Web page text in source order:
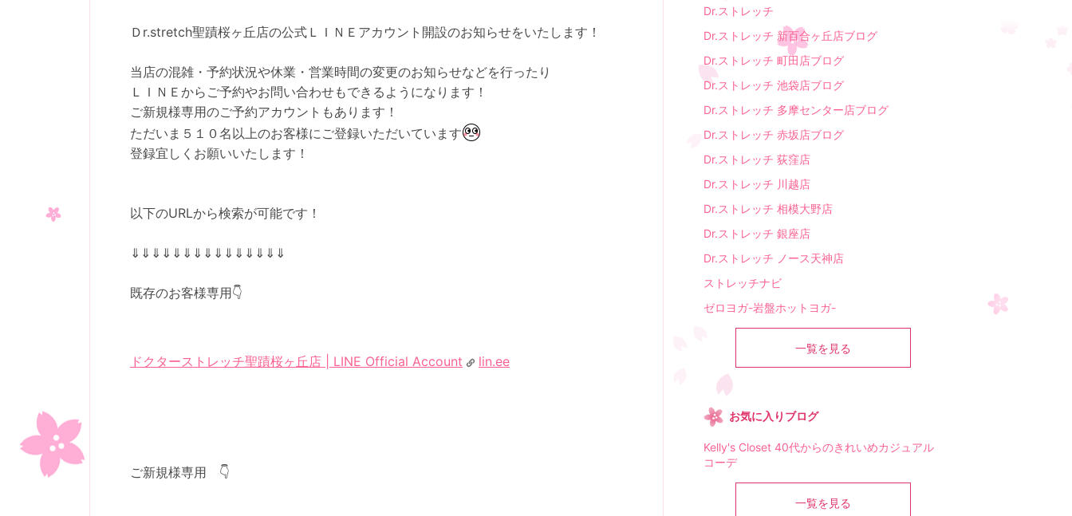
Ｄr.stretch聖蹟桜ヶ丘店の公式ＬＩＮＥアカウント開設のお知らせをいたします！
当店の混雑・予約状況や休業・営業時間の変更のお知らせなどを行ったり
ＬＩＮＥからご予約やお問い合わせもできるようになります！
ご新規様専用のご予約アカウントもあります！
ただいま５１０名以上のお客様にご登録いただいています
登録宜しくお願いいたします！
以下のURLから検索が可能です！
⇓⇓⇓⇓⇓⇓⇓⇓⇓⇓⇓⇓⇓⇓⇓
既存のお客様専用👇
ドクターストレッチ聖蹟桜ヶ丘店 | LINE Official Account lin.ee
ご新規様専用 👇
Dr.ストレッチ
Dr.ストレッチ 新百合ヶ丘店ブログ
Dr.ストレッチ 町田店ブログ
Dr.ストレッチ 池袋店ブログ
Dr.ストレッチ 多摩センター店ブログ
Dr.ストレッチ 赤坂店ブログ
Dr.ストレッチ 荻窪店
Dr.ストレッチ 川越店
Dr.ストレッチ 相模大野店
Dr.ストレッチ 銀座店
Dr.ストレッチ ノース天神店
ストレッチナビ
ゼロヨガ-岩盤ホットヨガ-
一覧を見る
お気に入りブログ
Kelly's Closet 40代からのきれいめカジュアル
コーデ
一覧を見る